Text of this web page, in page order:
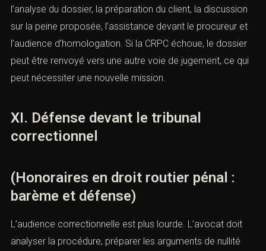
malgré suspension, refus d’obtempérerourécidive.
L’avocat doit expliquer les conséquences de
l’acceptation : peine, suspension, amende, casier, points,
récidive, assurance et
Les honoraires d’une CRPC peuvent être distincts de
ceux d’une audience correctionnelle classique. Ils
procureur et l’audience d’homologation. Si la CRPC
échoue, le dossier peut être renvoyé vers une autre voie